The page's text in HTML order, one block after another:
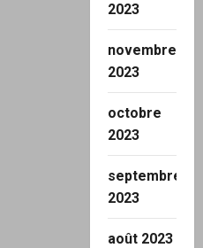
2023
novembre
2023
octobre
2023
septembre
2023
août 2023